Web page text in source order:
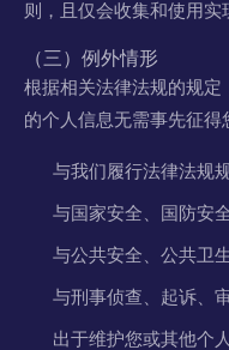
则，且仅会收集和使用实
（三）例外情形
根据相关法律法规的规定
的个人信息无需事先征得
与我们履行法律法规
与国家安全、国防安
与公共安全、公共卫
与刑事侦查、起诉、
出于维护您或其他个